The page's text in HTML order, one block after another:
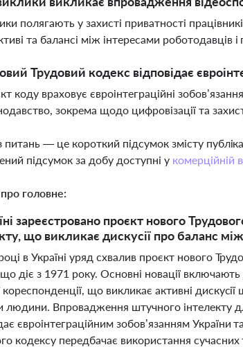
полягають у захисті приватності
та балансі між інтересами роботодавців і
Трудовий кодекс відповідає
коду враховує євроінтеграційні
зокрема щодо цифровізації та
питань — це короткий підсумок змісту
підсумок за добу доступні у комерційній
головне:
зареєстровано проєкт нового
що викликає дискусії про баланс
в Україні уряд схвалив проєкт нового
діє з 1971 року. Основні новації
кореспонденції, що викликає активні
людини. Впровадження штучного інтелекту
євроінтеграційним зобов’язанням
кодексу передбачає використання